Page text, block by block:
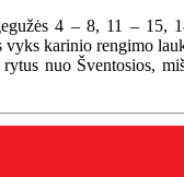
4 – 8, 11 – 15,
vyks karinio rengimo
nuo Šventosios,